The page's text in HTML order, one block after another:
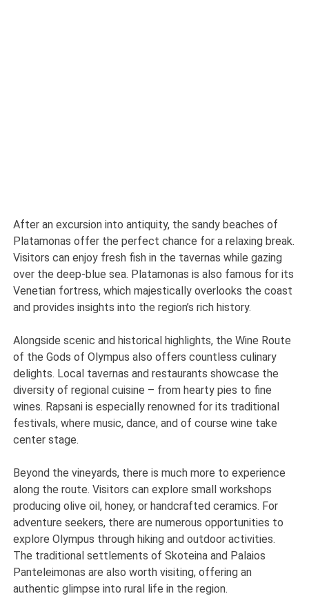
After an excursion into antiquity, the sandy beaches of
Platamonas offer the perfect chance for a relaxing break.
Visitors can enjoy fresh fish in the tavernas while gazing
over the deep-blue sea. Platamonas is also famous for its
Venetian fortress, which majestically overlooks the coast
and provides insights into the region’s rich history.
Alongside scenic and historical highlights, the Wine Route
of the Gods of Olympus also offers countless culinary
delights. Local tavernas and restaurants showcase the
diversity of regional cuisine – from hearty pies to fine
wines. Rapsani is especially renowned for its traditional
festivals, where music, dance, and of course wine take
center stage.
Beyond the vineyards, there is much more to experience
along the route. Visitors can explore small workshops
producing olive oil, honey, or handcrafted ceramics. For
adventure seekers, there are numerous opportunities to
explore Olympus through hiking and outdoor activities.
The traditional settlements of Skoteina and Palaios
Panteleimonas are also worth visiting, offering an
authentic glimpse into rural life in the region.